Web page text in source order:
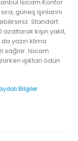
Isıcam Konfor
güneş ışınlarını
Standart
kışın yakıt,
da yazın klima
sağlar. Isıcam
ışıktan ödün
Bilgiler